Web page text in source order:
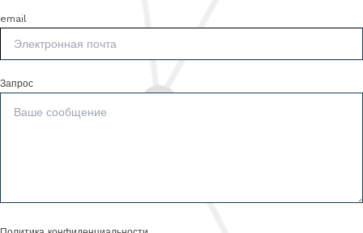
email
Запрос